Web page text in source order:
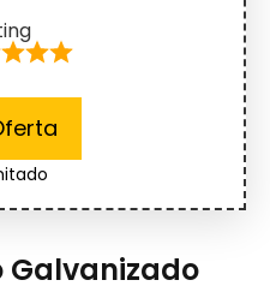
Galvanizado